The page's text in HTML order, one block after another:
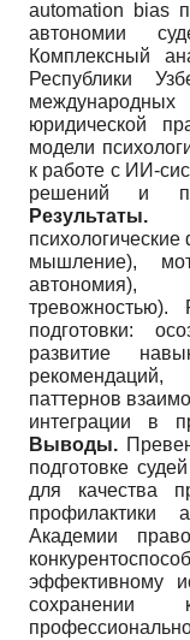
automation bias
автономии
Комплексный
Республики
юридической
модели
к работе с ИИ-
решений и
Результаты.
мышление),
автономия),
тревожностью).
подготовки:
развитие
паттернов
интеграции в
Выводы.
подготовке
для качества
профилактики
Академии
эффективному
сохранении